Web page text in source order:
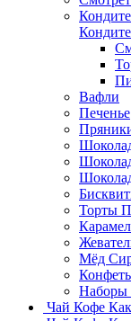
Вафли
Печенье
Торты
Мёд
Наборы
Чай Кофе